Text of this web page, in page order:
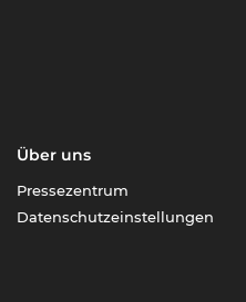
Über uns
Pressezentrum
Datenschutzeinstellungen